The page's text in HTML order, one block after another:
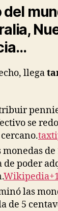
del
llega
se
de
de poder
las
de 5